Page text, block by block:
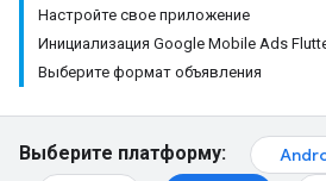
Настройте свое приложение
Инициализация Google Mobile Ads
Выберите формат объявления
Выберите платформу: